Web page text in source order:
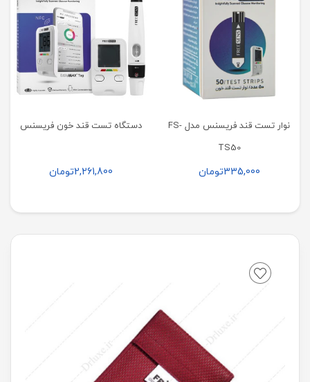
نوار تست قند فریسنس مدل FS-
TS50
335,000تومان
دستگاه تست قند خون فریسنس
2,261,800تومان